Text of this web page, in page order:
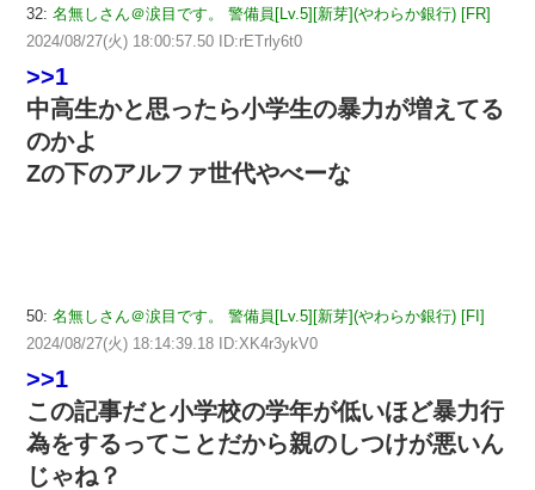
32: 名無しさん＠涙目です。 警備員[Lv.5][新芽](やわらか銀行) [FR]
2024/08/27(火) 18:00:57.50 ID:rETrly6t0
>>1
中高生かと思ったら小学生の暴力が増えてる
のかよ
Zの下のアルファ世代やべーな
50: 名無しさん＠涙目です。 警備員[Lv.5][新芽](やわらか銀行) [FI]
2024/08/27(火) 18:14:39.18 ID:XK4r3ykV0
>>1
この記事だと小学校の学年が低いほど暴力行
為をするってことだから親のしつけが悪いん
じゃね？